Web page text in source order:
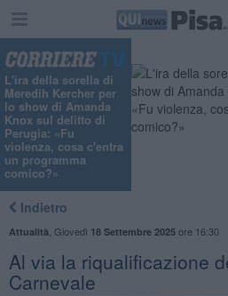
L'ira della sorella di
Meredih Kercher per
lo show di Amanda
Knox sul delitto di
Perugia: «Fu
violenza, cosa c'entra
un programma
comico?»
Indietro
Attualità Giovedì 18 Settembre 2025ore 16:30
Al via la riqualificazione
Carnevale